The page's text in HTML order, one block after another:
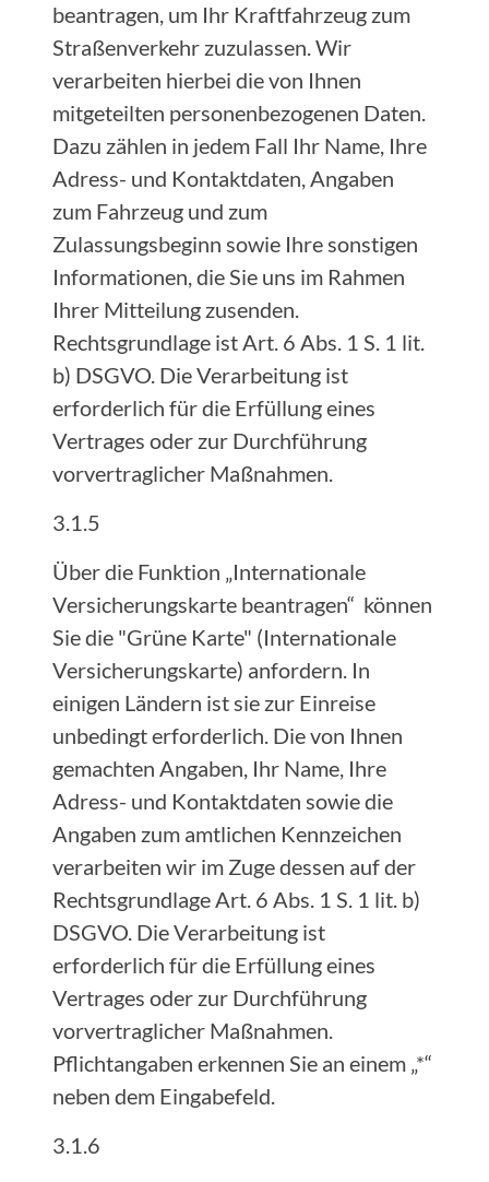
beantragen, um Ihr Kraftfahrzeug zum
Straßenverkehr zuzulassen. Wir
verarbeiten hierbei die von Ihnen
mitgeteilten personenbezogenen Daten.
Dazu zählen in jedem Fall Ihr Name, Ihre
Adress- und Kontaktdaten, Angaben
zum Fahrzeug und zum
Zulassungsbeginn sowie Ihre sonstigen
Informationen, die Sie uns im Rahmen
Ihrer Mitteilung zusenden.
Rechtsgrundlage ist Art. 6 Abs. 1 S. 1 lit.
b) DSGVO. Die Verarbeitung ist
erforderlich für die Erfüllung eines
Vertrages oder zur Durchführung
vorvertraglicher Maßnahmen.
3.1.5
Über die Funktion „Internationale
Versicherungskarte beantragen“ können
Sie die "Grüne Karte" (Internationale
Versicherungskarte) anfordern. In
einigen Ländern ist sie zur Einreise
unbedingt erforderlich. Die von Ihnen
gemachten Angaben, Ihr Name, Ihre
Adress- und Kontaktdaten sowie die
Angaben zum amtlichen Kennzeichen
verarbeiten wir im Zuge dessen auf der
Rechtsgrundlage Art. 6 Abs. 1 S. 1 lit. b)
DSGVO. Die Verarbeitung ist
erforderlich für die Erfüllung eines
Vertrages oder zur Durchführung
vorvertraglicher Maßnahmen.
Pflichtangaben erkennen Sie an einem „*“
neben dem Eingabefeld.
3.1.6